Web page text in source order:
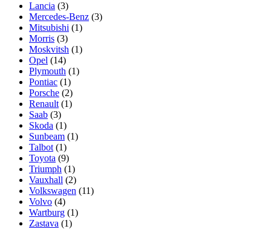
Lancia (3)
Mercedes-Benz (3)
Mitsubishi (1)
Morris (3)
Moskvitsh (1)
Opel (14)
Plymouth (1)
Pontiac (1)
Porsche (2)
Renault (1)
Saab (3)
Skoda (1)
Sunbeam (1)
Talbot (1)
Toyota (9)
Triumph (1)
Vauxhall (2)
Volkswagen (11)
Volvo (4)
Wartburg (1)
Zastava (1)